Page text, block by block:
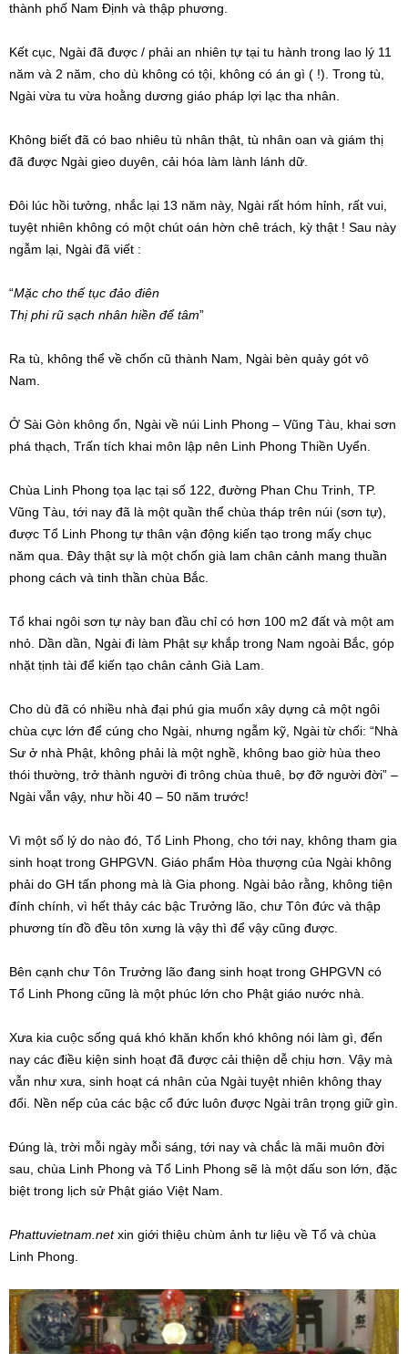
thành phố Nam Định và thập phương.
Kết cục, Ngài đã được / phải an nhiên tự tại tu hành trong lao lý 11
năm và 2 năm, cho dù không có tội, không có án gì ( !). Trong tù,
Ngài vừa tu vừa hoằng dương giáo pháp lợi lạc tha nhân.
Không biết đã có bao nhiêu tù nhân thật, tù nhân oan và giám thị
đã được Ngài gieo duyên, cải hóa làm lành lánh dữ.
Đôi lúc hồi tưởng, nhắc lại 13 năm này, Ngài rất hóm hỉnh, rất vui,
tuyệt nhiên không có một chút oán hờn chê trách, kỳ thật ! Sau này
ngẫm lại, Ngài đã viết :
“Mặc cho thế tục đảo điên
Thị phi rũ sạch nhân hiền để tâm”
Ra tù, không thể về chốn cũ thành Nam, Ngài bèn quảy gót vô
Nam.
Ở Sài Gòn không ổn, Ngài về núi Linh Phong – Vũng Tàu, khai sơn
phá thạch, Trấn tích khai môn lập nên Linh Phong Thiền Uyển.
Chùa Linh Phong tọa lạc tại số 122, đường Phan Chu Trinh, TP.
Vũng Tàu, tới nay đã là một quần thể chùa tháp trên núi (sơn tự),
được Tổ Linh Phong tự thân vận động kiến tạo trong mấy chục
năm qua. Đây thật sự là một chốn già lam chân cảnh mang thuần
phong cách và tinh thần chùa Bắc.
Tổ khai ngôi sơn tự này ban đầu chỉ có hơn 100 m2 đất và một am
nhỏ. Dần dần, Ngài đi làm Phật sự khắp trong Nam ngoài Bắc, góp
nhặt tịnh tài để kiến tạo chân cảnh Già Lam.
Cho dù đã có nhiều nhà đại phú gia muốn xây dựng cả một ngôi
chùa cực lớn để cúng cho Ngài, nhưng ngẫm kỹ, Ngài từ chối: “Nhà
Sư ở nhà Phật, không phải là một nghề, không bao giờ hùa theo
thói thường, trở thành người đi trông chùa thuê, bợ đỡ người đời” –
Ngài vẫn vậy, như hồi 40 – 50 năm trước!
Vì một số lý do nào đó, Tổ Linh Phong, cho tới nay, không tham gia
sinh hoạt trong GHPGVN. Giáo phẩm Hòa thượng của Ngài không
phải do GH tấn phong mà là Gia phong. Ngài bảo rằng, không tiện
đính chính, vì hết thảy các bậc Trưởng lão, chư Tôn đức và thập
phương tín đồ đều tôn xưng là vậy thì để vậy cũng được.
Bên cạnh chư Tôn Trưởng lão đang sinh hoạt trong GHPGVN có
Tổ Linh Phong cũng là một phúc lớn cho Phật giáo nước nhà.
Xưa kia cuộc sống quá khó khăn khốn khó không nói làm gì, đến
nay các điều kiện sinh hoạt đã được cải thiện dễ chịu hơn. Vậy mà
vẫn như xưa, sinh hoạt cá nhân của Ngài tuyệt nhiên không thay
đổi. Nền nếp của các bậc cổ đức luôn được Ngài trân trọng giữ gìn.
Đúng là, trời mỗi ngày mỗi sáng, tới nay và chắc là mãi muôn đời
sau, chùa Linh Phong và Tổ Linh Phong sẽ là một dấu son lớn, đặc
biệt trong lịch sử Phật giáo Việt Nam.
Phattuvietnam.netxin giới thiệu chùm ảnh tư liệu về Tổ và chùa
Linh Phong.